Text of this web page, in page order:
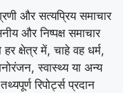
और सत्यप्रिय समाचार
और निष्पक्ष समाचार
क्षेत्र में, चाहे वह धर्म,
स्वास्थ्य या अन्य
रिपोर्ट्स प्रदान